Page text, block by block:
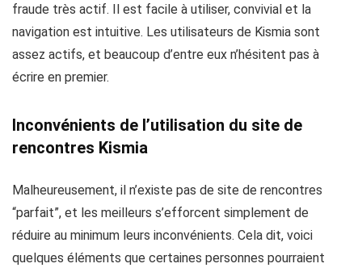
fraude très actif. Il est facile à utiliser, convivial et la
navigation est intuitive. Les utilisateurs de Kismia sont
assez actifs, et beaucoup d’entre eux n’hésitent pas à
écrire en premier.
Inconvénients de l’utilisation du site de
rencontres Kismia
Malheureusement, il n’existe pas de site de rencontres
“parfait”, et les meilleurs s’efforcent simplement de
réduire au minimum leurs inconvénients. Cela dit, voici
quelques éléments que certaines personnes pourraient